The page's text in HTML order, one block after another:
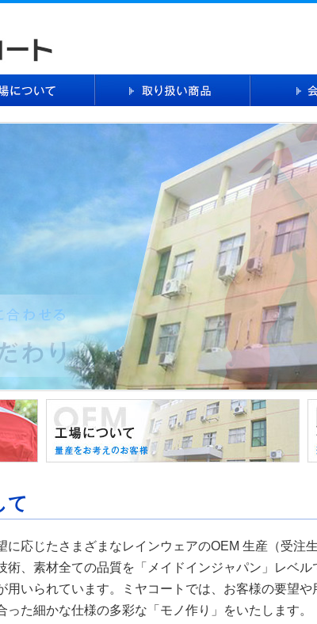
て
応じたさまざまなレインウェアのOEM 生産（受注
、素材全ての品質を「メイドインジャパン」レベル
用いられています。ミヤコートでは、お客様の要望
た細かな仕様の多彩な「モノ作り」をいたします。